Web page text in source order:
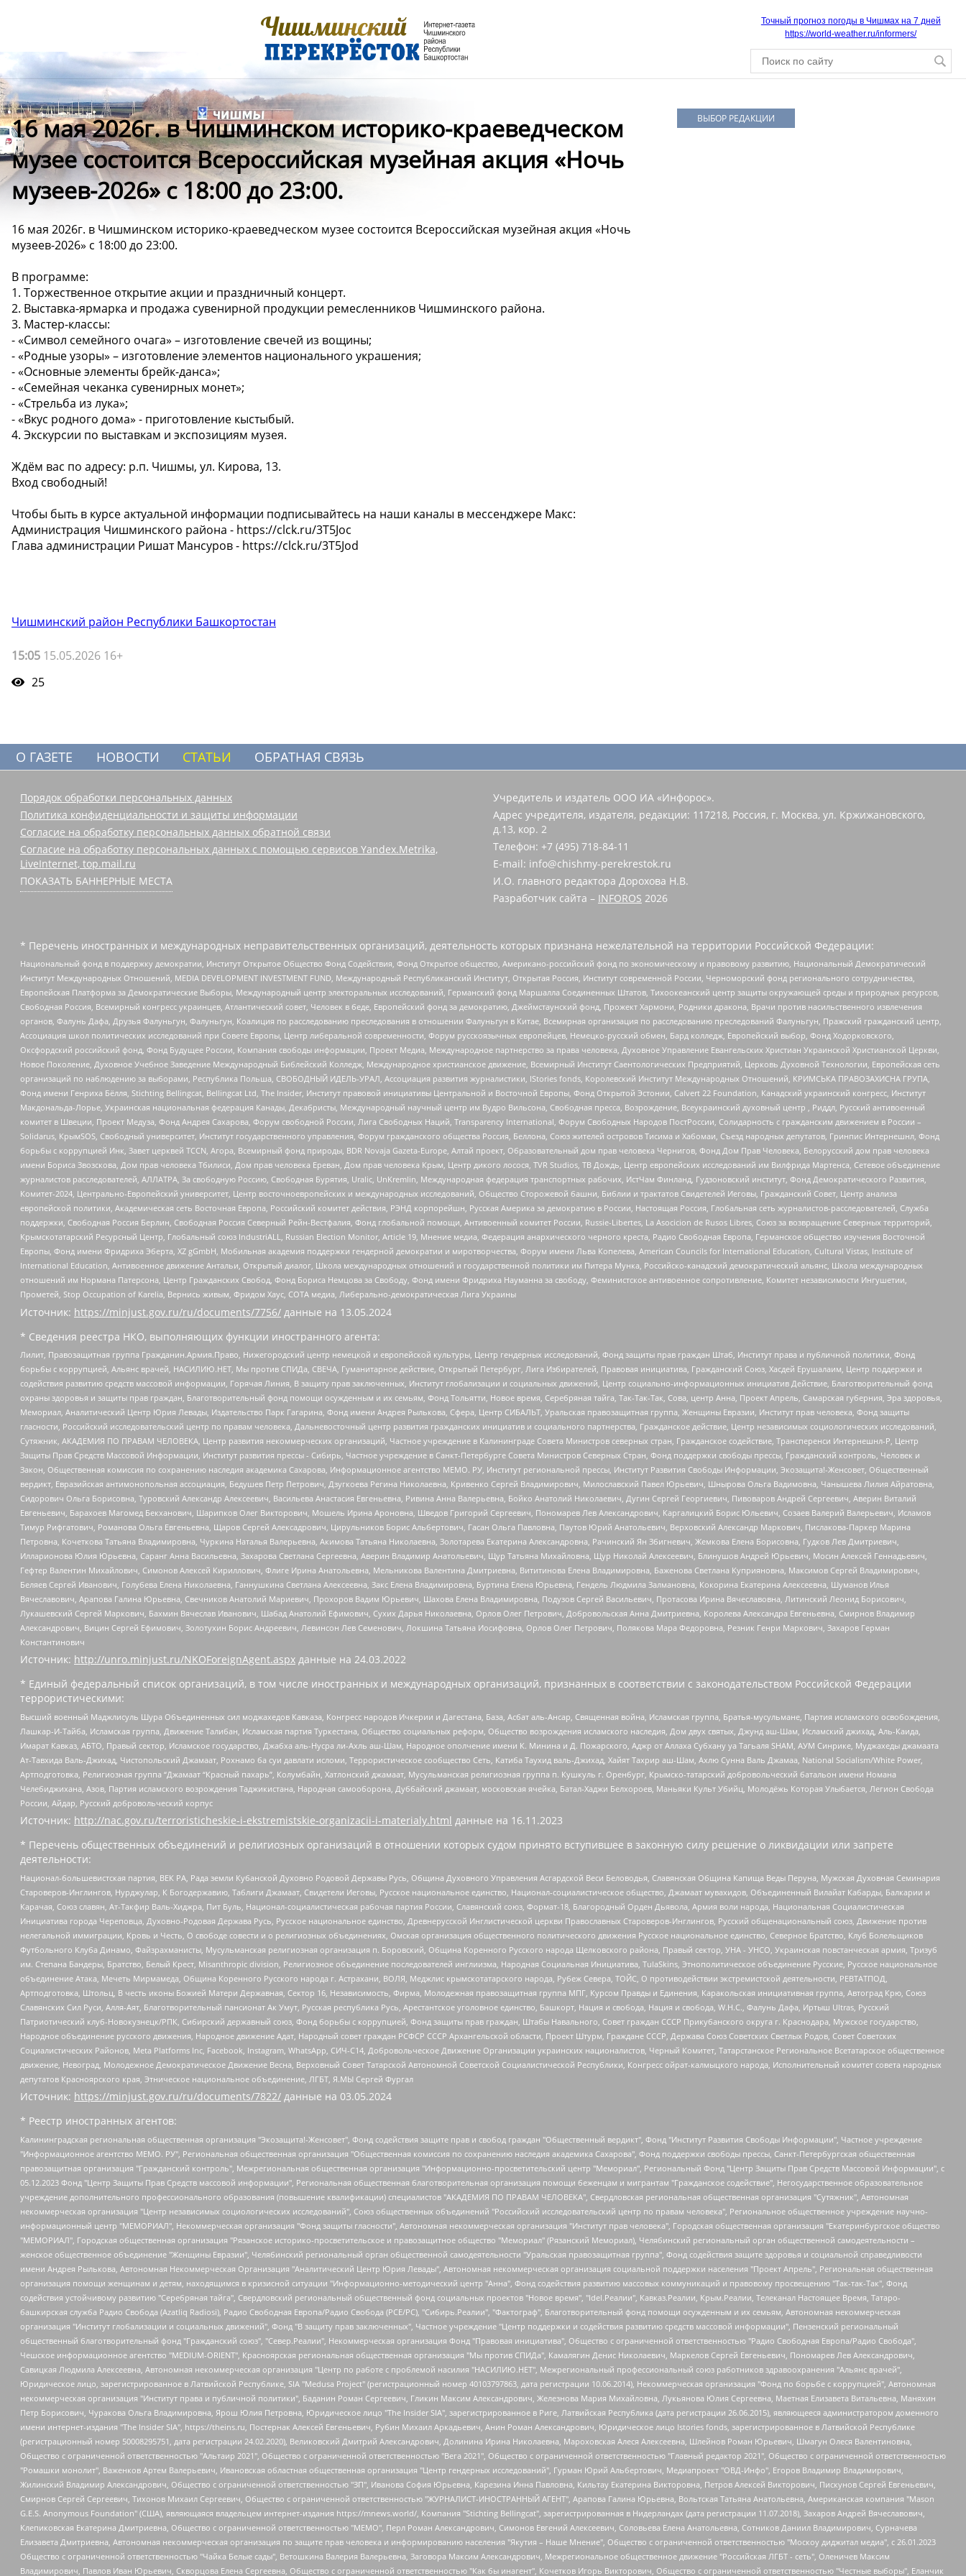
Точный прогноз погоды в Чишмах на 7 дней
https://world-weather.ru/informers/
16 мая 2026г. в Чишминском историко-краеведческом
музее состоится Всероссийская музейная акция «Ночь
музеев-2026» с 18:00 до 23:00.
16 мая 2026г. в Чишминском историко-краеведческом музее состоится Всероссийская музейная акция «Ночь
музеев-2026» с 18:00 до 23:00.
В программе:
1. Торжественное открытие акции и праздничный концерт.
2. Выставка-ярмарка и продажа сувенирной продукции ремесленников Чишминского района.
3. Мастер-классы:
- «Символ семейного очага» – изготовление свечей из вощины;
- «Родные узоры» – изготовление элементов национального украшения;
- «Основные элементы брейк-данса»;
- «Семейная чеканка сувенирных монет»;
- «Стрельба из лука»;
- «Вкус родного дома» - приготовление кыстыбый.
4. Экскурсии по выставкам и экспозициям музея.
Ждём вас по адресу: р.п. Чишмы, ул. Кирова, 13.
Вход свободный!
Чтобы быть в курсе актуальной информации подписывайтесь на наши каналы в мессенджере Макс:
Администрация Чишминского района - https://clck.ru/3T5Joc
Глава администрации Ришат Мансуров - https://clck.ru/3T5Jod
Чишминский район Республики Башкортостан
15:05 15.05.2026 16+
25
ВЫБОР РЕДАКЦИИ
О ГАЗЕТЕ НОВОСТИ СТАТЬИ ОБРАТНАЯ СВЯЗЬ
Порядок обработки персональных данных
Политика конфиденциальности и защиты информации
Согласие на обработку персональных данных обратной связи
Согласие на обработку персональных данных с помощью сервисов Yandex.Metrika,
LiveInternet, top.mail.ru
ПОКАЗАТЬ БАННЕРНЫЕ МЕСТА
Учредитель и издатель ООО ИА «Инфорос».
Адрес учредителя, издателя, редакции: 117218, Россия, г. Москва, ул. Кржижановского,
д.13, кор. 2
Телефон: +7 (495) 718-84-11
E-mail: info@chishmy-perekrestok.ru
И.О. главного редактора Дорохова Н.В.
Разработчик сайта – INFOROS 2026
* Перечень иностранных и международных неправительственных организаций, деятельность которых признана нежелательной на территории Российской Федерации:
Национальный фонд в поддержку демократии, Институт Открытое Общество Фонд Содействия, Фонд Открытое общество, Американо-российский фонд по экономическому и правовому развитию, Национальный Демократический
Институт Международных Отношений, MEDIA DEVELOPMENT INVESTMENT FUND, Международный Республиканский Институт, Открытая Россия, Институт современной России, Черноморский фонд регионального сотрудничества,
Европейская Платформа за Демократические Выборы, Международный центр электоральных исследований, Германский фонд Маршалла Соединенных Штатов, Тихоокеанский центр защиты окружающей среды и природных ресурсов,
Свободная Россия, Всемирный конгресс украинцев, Атлантический совет, Человек в беде, Европейский фонд за демократию, Джеймстаунский фонд, Прожект Хармони, Родники дракона, Врачи против насильственного извлечения
органов, Фалунь Дафа, Друзья Фалуньгун, Фалуньгун, Коалиция по расследованию преследования в отношении Фалуньгун в Китае, Всемирная организация по расследованию преследований Фалуньгун, Пражский гражданский центр,
Ассоциация школ политических исследований при Совете Европы, Центр либеральной современности, Форум русскоязычных европейцев, Немецко-русский обмен, Бард колледж, Европейский выбор, Фонд Ходорковского,
Оксфордский российский фонд, Фонд Будущее России, Компания свободы информации, Проект Медиа, Международное партнерство за права человека, Духовное Управление Евангельских Христиан Украинской Христианской Церкви,
Новое Поколение, Духовное Учебное Заведение Международный Библейский Колледж, Международное христианское движение, Всемирный Институт Саентологических Предприятий, Церковь Духовной Технологии, Европейская сеть
организаций по наблюдению за выборами, Республика Польша, СВОБОДНЫЙ ИДЕЛЬ-УРАЛ, Ассоциация развития журналистики, IStories fonds, Королевский Институт Международных Отношений, КРИМСЬКА ПРАВОЗАХИСНА ГРУПА,
Фонд имени Генриха Бёлля, Stichting Bellingcat, Bellingcat Ltd, The Insider, Институт правовой инициативы Центральной и Восточной Европы, Фонд Открытой Эстонии, Calvert 22 Foundation, Канадский украинский конгресс, Институт
Макдональда-Лорье, Украинская национальная федерация Канады, Декабристы, Международный научный центр им Вудро Вильсона, Свободная пресса, Возрождение, Всеукраинский духовный центр , Риддл, Русский антивоенный
комитет в Швеции, Проект Медуза, Фонд Андрея Сахарова, Форум свободной России, Лига Свободных Наций, Transparеncy International, Форум Свободных Народов ПостРоссии, Солидарность с гражданским движением в России –
Solidarus, КрымSOS, Свободный университет, Институт государственного управления, Форум гражданского общества Россия, Беллона, Союз жителей островов Тисима и Хабомаи, Съезд народных депутатов, Гринпис Интернешнл, Фонд
борьбы с коррупцией Инк, Завет церквей TCCN, Агора, Всемирный фонд природы, BDR Novaja Gazeta-Europe, Алтай проект, Образовательный дом прав человека Чернигов, Фонд Дом Прав Человека, Белорусский дом прав человека
имени Бориса Звозскова, Дом прав человека Тбилиси, Дом прав человека Ереван, Дом прав человека Крым, Центр дикого лосося, TVR Studios, ТВ Дождь, Центр европейских исследований им Вилфрида Мартенса, Сетевое объединение
журналистов расследователей, АЛЛАТРА, За свободную Россию, Свободная Бурятия, Uralic, UnKremlin, Международная федерация транспортных рабочих, ИстЧам Финланд, Гудзоновский институт, Фонд Демократического Развития,
Комитет-2024, Центрально-Европейский университет, Центр восточноевропейских и международных исследований, Общество Сторожевой башни, Библии и трактатов Свидетелей Иеговы, Гражданский Совет, Центр анализа
европейской политики, Академическая сеть Восточная Европа, Российский комитет действия, РЭНД корпорейшн, Русская Америка за демократию в России, Настоящая Россия, Глобальная сеть журналистов-расследователей, Служба
поддержки, Свободная Россия Берлин, Свободная Россия Северный Рейн-Вестфалия, Фонд глобальной помощи, Антивоенный комитет России, Russie-Libertes, La Asocicion de Rusos Libres, Союз за возвращение Северных территорий,
Крымскотатарский Ресурсный Центр, Глобальный союз IndustriALL, Russian Election Monitor, Article 19, Мнение медиа, Федерация анархического черного креста, Радио Свободная Европа, Германское общество изучения Восточной
Европы, Фонд имени Фридриха Эберта, XZ gGmbH, Мобильная академия поддержки гендерной демократии и миротворчества, Форум имени Льва Копелева, American Councils for International Education, Cultural Vistas, Institute of
International Education, Антивоенное движение Антальи, Открытый диалог, Школа международных отношений и государственной политики им Питера Мунка, Российско-канадский демократический альянс, Школа международных
отношений им Нормана Патерсона, Центр Гражданских Свобод, Фонд Бориса Немцова за Свободу, Фонд имени Фридриха Науманна за свободу, Феминистское антивоенное сопротивление, Комитет независимости Ингушетии,
Прометей, Stop Occupation of Karelia, Вернись живым, Фридом Хаус, СОТА медиа, Либерально-демократическая Лига Украины
Источник: https://minjust.gov.ru/ru/documents/7756/ данные на 13.05.2024
* Сведения реестра НКО, выполняющих функции иностранного агента:
Лилит, Правозащитная группа Гражданин.Армия.Право, Нижегородский центр немецкой и европейской культуры, Центр гендерных исследований, Фонд защиты прав граждан Штаб, Институт права и публичной политики, Фонд
борьбы с коррупцией, Альянс врачей, НАСИЛИЮ.НЕТ, Мы против СПИДа, СВЕЧА, Гуманитарное действие, Открытый Петербург, Лига Избирателей, Правовая инициатива, Гражданский Союз, Хасдей Ерушалаим, Центр поддержки и
содействия развитию средств массовой информации, Горячая Линия, В защиту прав заключенных, Институт глобализации и социальных движений, Центр социально-информационных инициатив Действие, Благотворительный фонд
охраны здоровья и защиты прав граждан, Благотворительный фонд помощи осужденным и их семьям, Фонд Тольятти, Новое время, Серебряная тайга, Так-Так-Так, Сова, центр Анна, Проект Апрель, Самарская губерния, Эра здоровья,
Мемориал, Аналитический Центр Юрия Левады, Издательство Парк Гагарина, Фонд имени Андрея Рылькова, Сфера, Центр СИБАЛЬТ, Уральская правозащитная группа, Женщины Евразии, Институт прав человека, Фонд защиты
гласности, Российский исследовательский центр по правам человека, Дальневосточный центр развития гражданских инициатив и социального партнерства, Гражданское действие, Центр независимых социологических исследований,
Сутяжник, АКАДЕМИЯ ПО ПРАВАМ ЧЕЛОВЕКА, Центр развития некоммерческих организаций, Частное учреждение в Калининграде Совета Министров северных стран, Гражданское содействие, Трансперенси Интернешнл-Р, Центр
Защиты Прав Средств Массовой Информации, Институт развития прессы - Сибирь, Частное учреждение в Санкт-Петербурге Совета Министров Северных Стран, Фонд поддержки свободы прессы, Гражданский контроль, Человек и
Закон, Общественная комиссия по сохранению наследия академика Сахарова, Информационное агентство МЕМО. РУ, Институт региональной прессы, Институт Развития Свободы Информации, Экозащита!-Женсовет, Общественный
вердикт, Евразийская антимонопольная ассоциация, Бедушев Петр Петрович, Дзугкоева Регина Николаевна, Кривенко Сергей Владимирович, Милославский Павел Юрьевич, Шнырова Ольга Вадимовна, Чанышева Лилия Айратовна,
Сидорович Ольга Борисовна, Туровский Александр Алексеевич, Васильева Анастасия Евгеньевна, Ривина Анна Валерьевна, Бойко Анатолий Николаевич, Дугин Сергей Георгиевич, Пивоваров Андрей Сергеевич, Аверин Виталий
Евгеньевич, Барахоев Магомед Бекханович, Шарипков Олег Викторович, Мошель Ирина Ароновна, Шведов Григорий Сергеевич, Пономарев Лев Александрович, Каргалицкий Борис Юльевич, Созаев Валерий Валерьевич, Исламов
Тимур Рифгатович, Романова Ольга Евгеньевна, Щаров Сергей Алексадрович, Цирульников Борис Альбертович, Гасан Ольга Павловна, Паутов Юрий Анатольевич, Верховский Александр Маркович, Пислакова-Паркер Марина
Петровна, Кочеткова Татьяна Владимировна, Чуркина Наталья Валерьевна, Акимова Татьяна Николаевна, Золотарева Екатерина Александровна, Рачинский Ян Збигневич, Жемкова Елена Борисовна, Гудков Лев Дмитриевич,
Илларионова Юлия Юрьевна, Саранг Анна Васильевна, Захарова Светлана Сергеевна, Аверин Владимир Анатольевич, Щур Татьяна Михайловна, Щур Николай Алексеевич, Блинушов Андрей Юрьевич, Мосин Алексей Геннадьевич,
Гефтер Валентин Михайлович, Симонов Алексей Кириллович, Флиге Ирина Анатольевна, Мельникова Валентина Дмитриевна, Вититинова Елена Владимировна, Баженова Светлана Куприяновна, Максимов Сергей Владимирович,
Беляев Сергей Иванович, Голубева Елена Николаевна, Ганнушкина Светлана Алексеевна, Закс Елена Владимировна, Буртина Елена Юрьевна, Гендель Людмила Залмановна, Кокорина Екатерина Алексеевна, Шуманов Илья
Вячеславович, Арапова Галина Юрьевна, Свечников Анатолий Мариевич, Прохоров Вадим Юрьевич, Шахова Елена Владимировна, Подузов Сергей Васильевич, Протасова Ирина Вячеславовна, Литинский Леонид Борисович,
Лукашевский Сергей Маркович, Бахмин Вячеслав Иванович, Шабад Анатолий Ефимович, Сухих Дарья Николаевна, Орлов Олег Петрович, Добровольская Анна Дмитриевна, Королева Александра Евгеньевна, Смирнов Владимир
Александрович, Вицин Сергей Ефимович, Золотухин Борис Андреевич, Левинсон Лев Семенович, Локшина Татьяна Иосифовна, Орлов Олег Петрович, Полякова Мара Федоровна, Резник Генри Маркович, Захаров Герман
Константинович
Источник: http://unro.minjust.ru/NKOForeignAgent.aspx данные на 24.03.2022
* Единый федеральный список организаций, в том числе иностранных и международных организаций, признанных в соответствии с законодательством Российской Федерации
террористическими:
Высший военный Маджлисуль Шура Объединенных сил моджахедов Кавказа, Конгресс народов Ичкерии и Дагестана, База, Асбат аль-Ансар, Священная война, Исламская группа, Братья-мусульмане, Партия исламского освобождения,
Лашкар-И-Тайба, Исламская группа, Движение Талибан, Исламская партия Туркестана, Общество социальных реформ, Общество возрождения исламского наследия, Дом двух святых, Джунд аш-Шам, Исламский джихад, Аль-Каида,
Имарат Кавказ, АБТО, Правый сектор, Исламское государство, Джабха аль-Нусра ли-Ахль аш-Шам, Народное ополчение имени К. Минина и Д. Пожарского, Аджр от Аллаха Субхану уа Тагьаля SHAM, АУМ Синрике, Муджахеды джамаата
Ат-Тавхида Валь-Джихад, Чистопольский Джамаат, Рохнамо ба суи давлати исломи, Террористическое сообщество Сеть, Катиба Таухид валь-Джихад, Хайят Тахрир аш-Шам, Ахлю Сунна Валь Джамаа, National Socialism/White Power,
Артподготовка, Религиозная группа “Джамаат “Красный пахарь”, Колумбайн, Хатлонский джамаат, Мусульманская религиозная группа п. Кушкуль г. Оренбург, Крымско-татарский добровольческий батальон имени Номана
Челебиджихана, Азов, Партия исламского возрождения Таджикистана, Народная самооборона, Дуббайский джамаат, московская ячейка, Батал-Хаджи Белхороев, Маньяки Культ Убийц, Молодёжь Которая Улыбается, Легион Свобода
России, Айдар, Русский добровольческий корпус
Источник: http://nac.gov.ru/terroristicheskie-i-ekstremistskie-organizacii-i-materialy.html данные на 16.11.2023
* Перечень общественных объединений и религиозных организаций в отношении которых судом принято вступившее в законную силу решение о ликвидации или запрете
деятельности:
Национал-большевистская партия, ВЕК РА, Рада земли Кубанской Духовно Родовой Державы Русь, Община Духовного Управления Асгардской Веси Беловодья, Славянская Община Капища Веды Перуна, Мужская Духовная Семинария
Староверов-Инглингов, Нурджулар, К Богодержавию, Таблиги Джамаат, Свидетели Иеговы, Русское национальное единство, Национал-социалистическое общество, Джамаат мувахидов, Объединенный Вилайат Кабарды, Балкарии и
Карачая, Союз славян, Ат-Такфир Валь-Хиджра, Пит Буль, Национал-социалистическая рабочая партия России, Славянский союз, Формат-18, Благородный Орден Дьявола, Армия воли народа, Национальная Социалистическая
Инициатива города Череповца, Духовно-Родовая Держава Русь, Русское национальное единство, Древнерусской Инглистической церкви Православных Староверов-Инглингов, Русский общенациональный союз, Движение против
нелегальной иммиграции, Кровь и Честь, О свободе совести и о религиозных объединениях, Омская организация общественного политического движения Русское национальное единство, Северное Братство, Клуб Болельщиков
Футбольного Клуба Динамо, Файзрахманисты, Мусульманская религиозная организация п. Боровский, Община Коренного Русского народа Щелковского района, Правый сектор, УНА - УНСО, Украинская повстанческая армия, Тризуб
им. Степана Бандеры, Братство, Белый Крест, Misanthropic division, Религиозное объединение последователей инглиизма, Народная Социальная Инициатива, TulaSkins, Этнополитическое объединение Русские, Русское национальное
объединение Атака, Мечеть Мирмамеда, Община Коренного Русского народа г. Астрахани, ВОЛЯ, Меджлис крымскотатарского народа, Рубеж Севера, ТОЙС, О противодействии экстремистской деятельности, РЕВТАТПОД,
Артподготовка, Штольц, В честь иконы Божией Матери Державная, Сектор 16, Независимость, Фирма, Молодежная правозащитная группа МПГ, Курсом Правды и Единения, Каракольская инициативная группа, Автоград Крю, Союз
Славянских Сил Руси, Алля-Аят, Благотворительный пансионат Ак Умут, Русская республика Русь, Арестантское уголовное единство, Башкорт, Нация и свобода, Нация и свобода, W.H.С., Фалунь Дафа, Иртыш Ultras, Русский
Патриотический клуб-Новокузнецк/РПК, Сибирский державный союз, Фонд борьбы с коррупцией, Фонд защиты прав граждан, Штабы Навального, Совет граждан СССР Прикубанского округа г. Краснодара, Мужское государство,
Народное объединение русского движения, Народное движение Адат, Народный совет граждан РСФСР СССР Архангельской области, Проект Штурм, Граждане СССР, Держава Союз Советских Светлых Родов, Совет Советских
Социалистических Районов, Meta Platforms Inc, Facebook, Instagram, WhatsApp, СИЧ-С14, Добровольческое Движение Организации украинских националистов, Черный Комитет, Татарстанское Региональное Всетатарское общественное
движение, Невоград, Молодежное Демократическое Движение Весна, Верховный Совет Татарской Автономной Советской Социалистической Республики, Конгресс ойрат-калмыцкого народа, Исполнительный комитет совета народных
депутатов Красноярского края, Этническое национальное объединение, ЛГБТ, Я.МЫ Сергей Фургал
Источник: https://minjust.gov.ru/ru/documents/7822/ данные на 03.05.2024
* Реестр иностранных агентов:
Калининградская региональная общественная организация "Экозащита!-Женсовет", Фонд содействия защите прав и свобод граждан "Общественный вердикт", Фонд "Институт Развития Свободы Информации", Частное учреждение "Информационное агентство МЕМО. РУ", Региональная общественная организация "Общественная комиссия по сохранению наследия академика Сахарова", Фонд поддержки свободы прессы, Санкт-Петербургская общественная правозащитная организация "Гражданский контроль", Межрегиональная общественная организация "Информационно-просветительский центр "Мемориал", Региональный Фонд "Центр Защиты Прав Средств Массовой Информации", с 05.12.2023 Фонд "Центр Защиты Прав Средств массовой информации", Региональная общественная благотворительная организация помощи беженцам и мигрантам "Гражданское содействие", Негосударственное образовательное учреждение дополнительного профессионального образования (повышение квалификации) специалистов "АКАДЕМИЯ ПО ПРАВАМ ЧЕЛОВЕКА", Свердловская региональная общественная организация "Сутяжник", Автономная некоммерческая организация "Центр независимых социологических исследований", Союз общественных объединений "Российский исследовательский центр по правам человека", Региональное общественное учреждение научно-информационный центр "МЕМОРИАЛ", Некоммерческая организация "Фонд защиты гласности", Автономная некоммерческая организация "Институт прав человека", Городская общественная организация "Екатеринбургское общество "МЕМОРИАЛ", Городская общественная организация "Рязанское историко-просветительское и правозащитное общество "Мемориал" (Рязанский Мемориал), Челябинский региональный орган общественной самодеятельности – женское общественное объединение "Женщины Евразии", Челябинский региональный орган общественной самодеятельности "Уральская правозащитная группа", Фонд содействия защите здоровья и социальной справедливости имени Андрея Рылькова, Автономная Некоммерческая Организация "Аналитический Центр Юрия Левады", Автономная некоммерческая организация социальной поддержки населения "Проект Апрель", Региональная общественная организация помощи женщинам и детям, находящимся в кризисной ситуации "Информационно-методический центр "Анна", Фонд содействия развитию массовых коммуникаций и правовому просвещению "Так-так-Так", Фонд содействия устойчивому развитию "Серебряная тайга", Свердловский региональный общественный фонд социальных проектов "Новое время", "Idel.Реалии", Кавказ.Реалии, Крым.Реалии, Телеканал Настоящее Время, Татаро-башкирская служба Радио Свобода (Azatliq Radiosi), Радио Свободная Европа/Радио Свобода (PCE/PC), "Сибирь.Реалии", "Фактограф", Благотворительный фонд помощи осужденным и их семьям, Автономная некоммерческая организация "Институт глобализации и социальных движений", Фонд "В защиту прав заключенных", Частное учреждение "Центр поддержки и содействия развитию средств массовой информации", Пензенский региональный общественный благотворительный фонд "Гражданский союз", "Север.Реалии", Некоммерческая организация Фонд "Правовая инициатива", Общество с ограниченной ответственностью "Радио Свободная Европа/Радио Свобода", Чешское информационное агентство "MEDIUM-ORIENT", Красноярская региональная общественная организация "Мы против СПИДа", Камалягин Денис Николаевич, Маркелов Сергей Евгеньевич, Пономарев Лев Александрович, Савицкая Людмила Алексеевна, Автономная некоммерческая организация "Центр по работе с проблемой насилия "НАСИЛИЮ.НЕТ", Межрегиональный профессиональный союз работников здравоохранения "Альянс врачей", Юридическое лицо, зарегистрированное в Латвийской Республике, SIA "Medusa Project" (регистрационный номер 40103797863, дата регистрации 10.06.2014), Некоммерческая организация "Фонд по борьбе с коррупцией", Автономная некоммерческая организация "Институт права и публичной политики", Баданин Роман Сергеевич, Гликин Максим Александрович, Железнова Мария Михайловна, Лукьянова Юлия Сергеевна, Маетная Елизавета Витальевна, Маняхин Петр Борисович, Чуракова Ольга Владимировна, Ярош Юлия Петровна, Юридическое лицо "The Insider SIA", зарегистрированное в Риге, Латвийская Республика (дата регистрации 26.06.2015), являющееся администратором доменного имени интернет-издания "The Insider SIA", https://theins.ru, Постернак Алексей Евгеньевич, Рубин Михаил Аркадьевич, Анин Роман Александрович, Юридическое лицо Istories fonds, зарегистрированное в Латвийской Республике (регистрационный номер 50008295751, дата регистрации 24.02.2020), Великовский Дмитрий Александрович, Долинина Ирина Николаевна, Мароховская Алеся Алексеевна, Шлейнов Роман Юрьевич, Шмагун Олеся Валентиновна, Общество с ограниченной ответственностью "Альтаир 2021", Общество с ограниченной ответственностью "Вега 2021", Общество с ограниченной ответственностью "Главный редактор 2021", Общество с ограниченной ответственностью "Ромашки монолит", Важенков Артем Валерьевич, Ивановская областная общественная организация "Центр гендерных исследований", Гурман Юрий Альбертович, Медиапроект "ОВД-Инфо", Егоров Владимир Владимирович, Жилинский Владимир Александрович, Общество с ограниченной ответственностью "ЗП", Иванова София Юрьевна, Карезина Инна Павловна, Кильтау Екатерина Викторовна, Петров Алексей Викторович, Пискунов Сергей Евгеньевич, Смирнов Сергей Сергеевич, Тихонов Михаил Сергеевич, Общество с ограниченной ответственностью "ЖУРНАЛИСТ-ИНОСТРАННЫЙ АГЕНТ", Арапова Галина Юрьевна, Вольтская Татьяна Анатольевна, Американская компания "Mason G.E.S. Anonymous Foundation" (США), являющаяся владельцем интернет-издания https://mnews.world/, Компания "Stichting Bellingcat", зарегистрированная в Нидерландах (дата регистрации 11.07.2018), Захаров Андрей Вячеславович, Клепиковская Екатерина Дмитриевна, Общество с ограниченной ответственностью "МЕМО", Перл Роман Александрович, Симонов Евгений Алексеевич, Соловьева Елена Анатольевна, Сотников Даниил Владимирович, Сурначева Елизавета Дмитриевна, Автономная некоммерческая организация по защите прав человека и информированию населения "Якутия – Наше Мнение", Общество с ограниченной ответственностью "Москоу диджитал медиа", с 26.01.2023 Общество с ограниченной ответственностью "Чайка Белые сады", Ветошкина Валерия Валерьевна, Заговора Максим Александрович, Межрегиональное общественное движение "Российская ЛГБТ - сеть", Оленичев Максим Владимирович, Павлов Иван Юрьевич, Скворцова Елена Сергеевна, Общество с ограниченной ответственностью "Как бы инагент", Кочетков Игорь Викторович, Общество с ограниченной ответственностью "Честные выборы", Еланчик Олег Александрович, Общество с ограниченной ответственностью "Нобелевский призыв", Гималова Регина Эмилевна, Григорьев Андрей Валерьевич, Григорьева Алина Александровна, Ассоциация по содействию защите прав призывников, альтернативнослужащих и военнослужащих "Правозащитная группа "Гражданин.Армия.Право", Хисамова Регина Фаритовна, Автономная некоммерческая организация по реализации социально-правовых программ "Лилит", Дальневосточное общественное движение "Маяк", Санкт-Петербургская ЛГБТ-инициативная группа "Выход", Инициативная группа ЛГБТ+ "Реверс", Алексеев Андрей Викторович, Бекбулатова Таисия Львовна, Беляев Иван Михайлович, Владыкина Елена Сергеевна, Гельман Марат Александрович, Никульшина Вероника Юрьевна, Толоконникова Надежда Андреевна, Шендерович Виктор Анатольевич, Общество с ограниченной ответственностью "Данное сообщение", Общество с ограниченной ответственностью Издательский дом "Новая глава", Айнбиндер Александра Александровна, Московский комьюнити-центр для ЛГБТ+инициатив, Благотворительный фонд развития филантропии, Deutsche Welle (Германия, Kurt-Schumacher-Strasse 3, 53113 Bonn), Борзунова Мария Михайловна, Воробьев Виктор Викторович, Голубева Анна Львовна, Константинова Алла Михайловна, Малкова Ирина Владимировна, Мурадов Мурад Абдулгалимович, Осетинская Елизавета Николаевна, Понасенков Евгений Николаевич, Ганапольский Матвей Юрьевич, Киселев Евгений Алексеевич, Борухович Ирина Григорьевна, Дремин Иван Тимофеевич, Дубровский Дмитрий Викторович, Красноярская региональная общественная организация поддержки и развития альтернативных образовательных технологий и межкультурных коммуникаций "ИНТЕРРА", Маяковская Екатерина Алексеевна, Фейгин Марк Захарович, Филимонов Андрей Викторович, Дзугкоева Регина Николаевна, Доброхотов Роман Александрович, Дудь Юрий Александрович, Елкин Сергей Владимирович, Кругликов Кирилл Игоревич, Сабунаева Мария Леонидовна, Семенов Алексей Владимирович, Шаинян Карен Багратович, Шульман Екатерина Михайловна, Асафьев Артур Валерьевич, Вахштайн Виктор Семенович, Венедиктов Алексей Алексеевич, Лушникова Екатерина Евгеньевна, Волков Леонид Михайлович, Невзоров Александр Глебович, Пархоменко Сергей Борисович, Сироткин Ярослав Николаевич, Кара-Мурза Владимир Владимирович, Баранова Наталья Владимировна, Гозман Леонид Яковлевич, Кагарлицкий Борис Юльевич, Климарев Михаил Валерьевич, Милов Владимир Станиславович, Автономная некоммерческая организация Краснодарский центр современного искусства "Типография", Моргенштерн Алишер Тагирович, Соболь Любовь Эдуардовна, Общество с ограниченной ответственностью "ЛИЗА НОРМ", Каспаров Гарри Кимович, Ходорковский Михаил Борисович, Общество с ограниченной ответственностью "Апрельские тезисы", Данилович Ирина Брониславовна, Кашин Олег Владимирович, Петров Николай Владимирович, Пивоваров Алексей Владимирович, Соколов Михаил Владимирович, Цветкова Юлия Владимировна, Чичваркин Евгений Александрович, Комитет против пыток/Команда против пыток, Общество с ограниченной ответственностью "Первый научный", Общество с ограниченной ответственностью "Вертолет и ко", Белоцерковская Вероника Борисовна, Кац Максим Евгеньевич, Лазарева Татьяна Юрьевна, Шаведдинов Руслан Табризович, Яшин Илья Валерьевич, Общество с ограниченной ответственностью "Иноагент ААВ", Алешковский Дмитрий Петрович, Альбац Евгения Марковна, Быков Дмитрий Львович, Галямина Юлия Евгеньевна, Лойко Сергей Леонидович, Мартынов Кирилл Константинович, Медведев Сергей Александрович, Крашенинников Федор Геннадиевич, Гордеева Катерина Вл